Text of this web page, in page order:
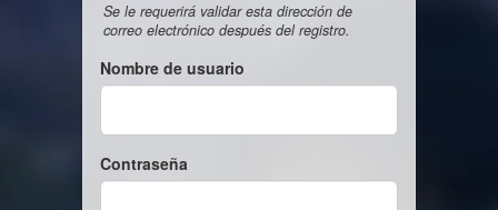
Se le requerirá validar esta dirección de
correo electrónico después del registro.
Nombre de usuario
Contraseña